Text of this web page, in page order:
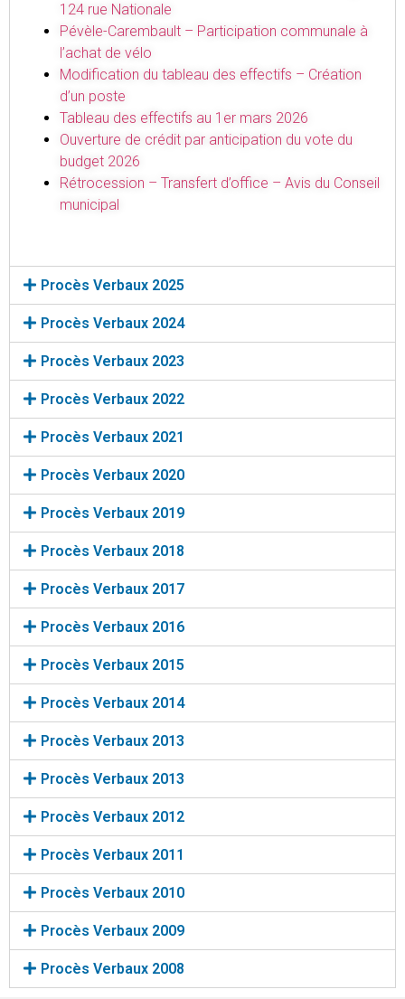
124 rue Nationale
Pévèle-Carembault – Participation communale à
l’achat de vélo
Modification du tableau des effectifs – Création
d’un poste
Tableau des effectifs au 1er mars 2026
Ouverture de crédit par anticipation du vote du
budget 2026
Rétrocession – Transfert d’office – Avis du Conseil
municipal
Procès Verbaux 2025
Procès Verbaux 2024
Procès Verbaux 2023
Procès Verbaux 2022
Procès Verbaux 2021
Procès Verbaux 2020
Procès Verbaux 2019
Procès Verbaux 2018
Procès Verbaux 2017
Procès Verbaux 2016
Procès Verbaux 2015
Procès Verbaux 2014
Procès Verbaux 2013
Procès Verbaux 2013
Procès Verbaux 2012
Procès Verbaux 2011
Procès Verbaux 2010
Procès Verbaux 2009
Procès Verbaux 2008